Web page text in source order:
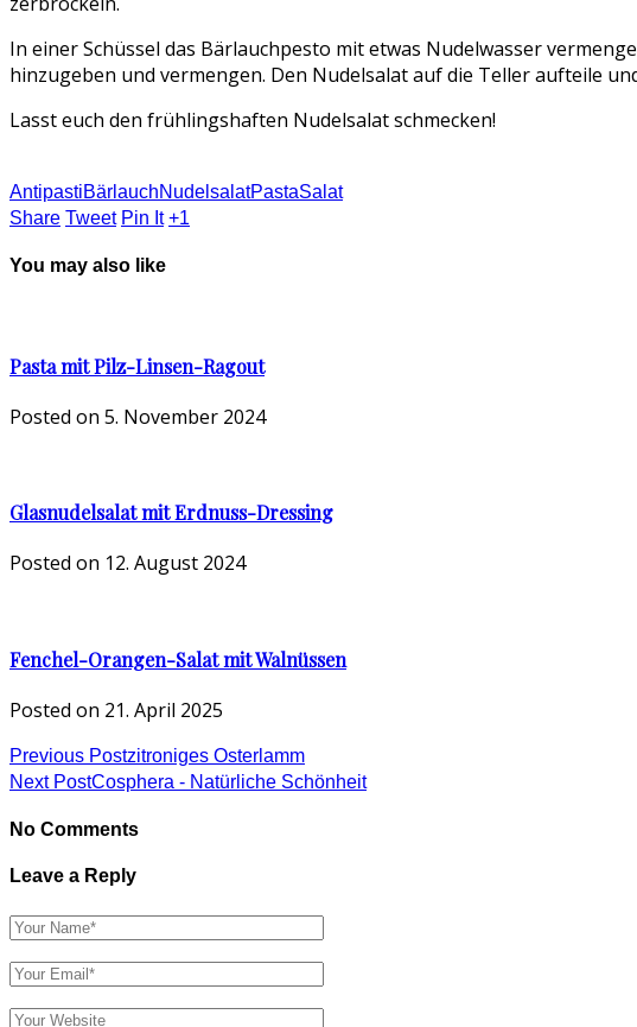
In einer Schüssel das Bärlauchpesto mit etwas Nudelwasser
hinzugeben und vermengen. Den Nudelsalat auf die Teller aufteile
Lasst euch den frühlingshaften Nudelsalat schmecken!
AntipastiBärlauchNudelsalatPastaSalat
Share Tweet Pin It +1
You may also like
Pasta mit Pilz-Linsen-Ragout
Posted on 5. November 2024
Glasnudelsalat mit Erdnuss-Dressing
Posted on 12. August 2024
Fenchel-Orangen-Salat mit Walnüssen
Posted on 21. April 2025
Previous Postzitroniges Osterlamm
Next PostCosphera - Natürliche Schönheit
No Comments
Leave a Reply